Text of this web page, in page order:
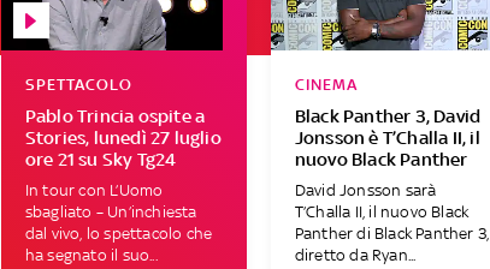
Pablo Trincia ospite a
Stories, lunedì 27 luglio
ore 21 su Sky Tg24
SPETTACOLO
In tour con L’Uomo
sbagliato – Un’inchiesta
dal vivo, lo spettacolo che
ha segnato il suo...
Black Panther 3, David
Jonsson è T’Challa II, il
nuovo Black Panther
CINEMA
David Jonsson sarà
T’Challa II, il nuovo Black
Panther di Black Panther 3,
diretto da Ryan...